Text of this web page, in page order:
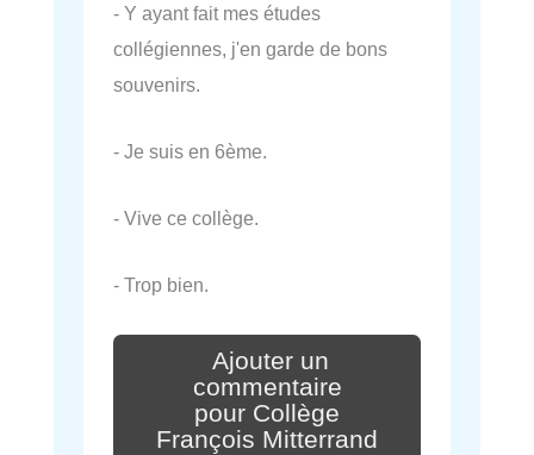
- Y ayant fait mes études
collégiennes, j'en garde de bons
souvenirs.
- Je suis en 6ème.
- Vive ce collège.
- Trop bien.
Ajouter un
commentaire
pour Collège
François Mitterrand